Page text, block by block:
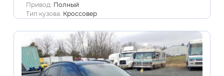
Привод: Полный
Тип кузова: Кроссовер